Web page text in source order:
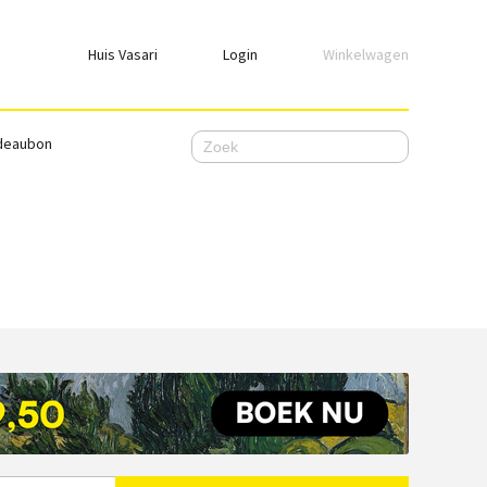
Huis Vasari Login
Login
Emailadres
Nog geen account, meld jehier aan.
Winkelwagen